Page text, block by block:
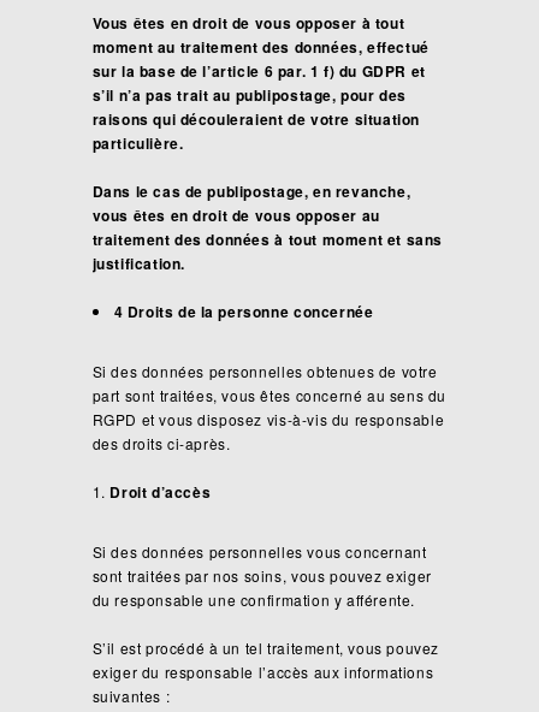
Vous êtes en droit de vous opposer à tout
moment au traitement des données, effectué
sur la base de l’article 6 par. 1 f) du GDPR et
s’il n’a pas trait au publipostage, pour des
raisons qui découleraient de votre situation
particulière.
Dans le cas de publipostage, en revanche,
vous êtes en droit de vous opposer au
traitement des données à tout moment et sans
justification.
4 Droits de la personne concernée
Si des données personnelles obtenues de votre
part sont traitées, vous êtes concerné au sens du
RGPD et vous disposez vis-à-vis du responsable
des droits ci-après.
Droit d’accès
Si des données personnelles vous concernant
sont traitées par nos soins, vous pouvez exiger
du responsable une confirmation y afférente.
S’il est procédé à un tel traitement, vous pouvez
exiger du responsable l’accès aux informations
suivantes :